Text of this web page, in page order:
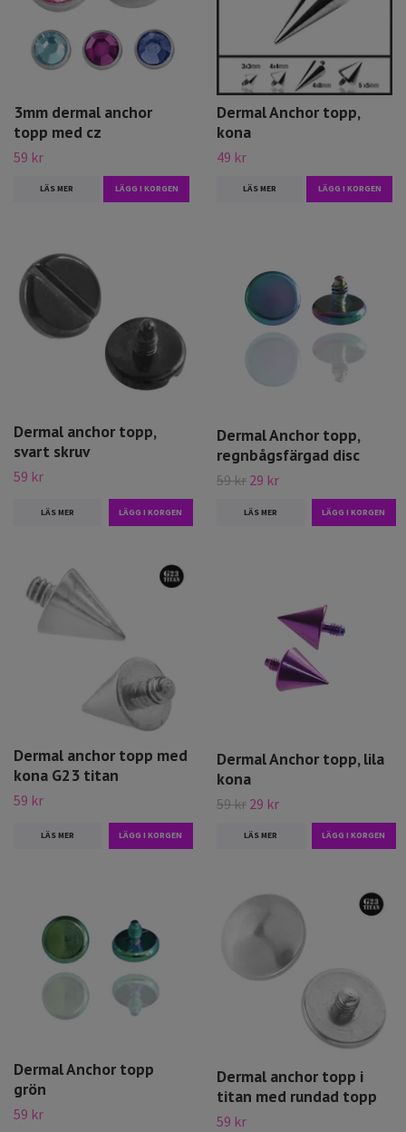
3mm dermal anchor
topp med cz
59 kr
LÄS MER LÄGG I KORGEN
Dermal Anchor topp,
kona
49 kr
LÄS MER LÄGG I KORGEN
Dermal anchor topp,
svart skruv
59 kr
LÄS MER
Dermal Anchor topp,
regnbågsfärgad disc
59 kr 29 kr
LÄS MER
Dermal anchor topp med
kona G23 titan
59 kr
LÄS MER
Dermal Anchor topp, lila
kona
59 kr 29 kr
LÄS MER
Dermal Anchor topp
grön
59 kr
Dermal anchor topp i
titan med rundad topp
59 kr